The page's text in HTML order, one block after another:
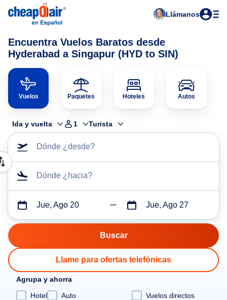
Llámanos
Encuentra Vuelos Baratos desde
Hyderabad a Singapur (HYD to SIN)
Vuelos Paquetes Hoteles Autos
Ida y vuelta 1 Turista
Dónde ¿desde?
Dónde ¿hacia?
Jue, Ago 20 Jue, Ago 27
Llame para ofertas telefónicas
Agrupa y ahorra
Hotel
Auto Vuelos directos